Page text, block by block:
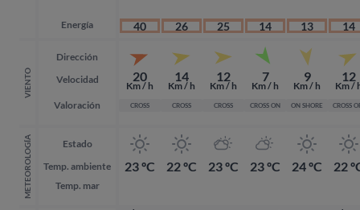
Energía
VIENTO
Dirección
Velocidad
Valoración
METEOROLOGÍA
Estado
Temp. ambiente
Temp. mar
40
20
Km / h
CROSS
23 ºC
26
14
Km / h
CROSS
22 ºC
25
12
Km / h
CROSS
23 ºC
14
7
Km / h
CROSS ON
23 ºC
13
9
Km / h
ON SHORE
24 ºC
14
12
Km /
CROSS
22